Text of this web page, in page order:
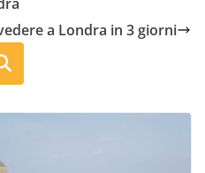
a Londra in 3 giorni